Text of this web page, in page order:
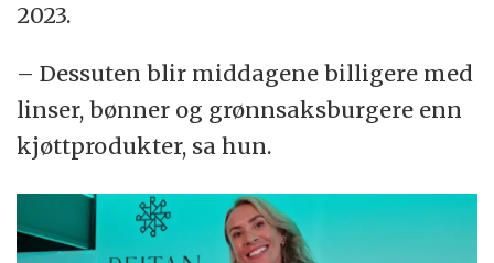
2023.
– Dessuten blir middagene billigere med
linser, bønner og grønnsaksburgere enn
kjøttprodukter, sa hun.